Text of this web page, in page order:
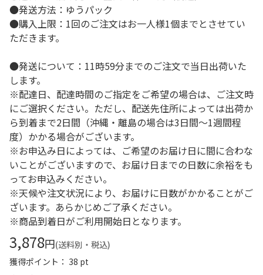
●発送方法：ゆうパック
●購入上限：1回のご注文はお一人様1個までとさせてい
ただきます。
●発送について：11時59分までのご注文で当日出荷いた
します。
※配達日、配達時間のご指定をご希望の場合は、ご注文時
にご選択ください。ただし、配送先住所によっては出荷か
ら到着まで2日間（沖縄・離島の場合は3日間～1週間程
度）かかる場合がございます。
※お申込み日によっては、ご希望のお届け日に間に合わな
いことがございますので、お届け日までの日数に余裕をも
ってお申込みください。
※天候や注文状況により、お届けに日数がかかることがご
ざいます。あらかじめご了承ください。
※商品到着日がご利用開始日となります。
3,878円(送料別・税込)
獲得ポイント： 38 pt